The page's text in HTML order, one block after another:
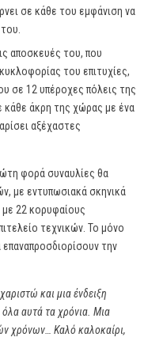
σε κάθε του εμφάνιση να
αποσκευές του, που
του επιτυχίες,
σε 12 υπέροχες πόλεις της
κάθε άκρη της χώρας με ένα
αξέχαστες
φορά συναυλίες θα
με εντυπωσιακά σκηνικά
22 κορυφαίους
τεχνικών. Το μόνο
την
και μια ένδειξη
όλα αυτά τα χρόνια. Μια
χρόνων… Καλό καλοκαίρι,